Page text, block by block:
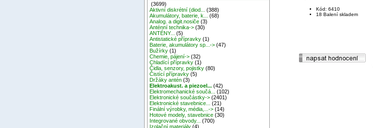
(3699)
Aktivní diskrétní (diod...
(388)
Akumulátory, baterie, k...
(68)
Analog. a digit.nosiče (3)
Anténní technika-> (30)
ANTÉNY...
(5)
Antistatické přípravky (1)
Baterie, akumulátory sp...-> (47)
Bužírky (1)
Chemie, pájení-> (32)
Chladící přípravky (1)
Čidla, senzory, pojistky (80)
Čistící přípravky (5)
Držáky antén (3)
Elektroakust. a piezoel... (42)
Elektromechanické součá...
(102)
Elektronické součástky-> (2401)
Elektronické stavebnice...
(21)
Finální výrobky, média,...-> (14)
Hotové modely, stavebnice (30)
Integrované obvody...
(700)
Izolační materiály (4)
Kód: 6410
18 Balení skladem